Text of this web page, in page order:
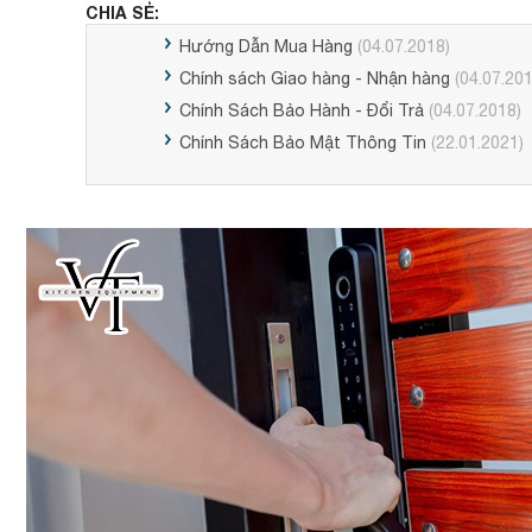
CHIA SẺ:
Hướng Dẫn Mua Hàng (04.07.2018)
Chính sách Giao hàng - Nhận hàng
Chính Sách Bảo Hành - Đổi Trả (04.07.2018)
Chính Sách Bảo Mật Thông Tin (22.01.2021)